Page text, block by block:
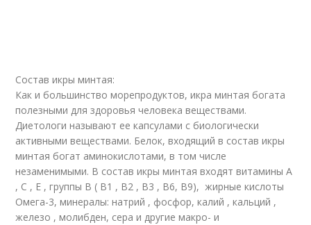
Состав икры минтая:
Как и большинство морепродуктов, икра минтая богата
полезными для здоровья человека веществами.
Диетологи называют ее капсулами с биологически
активными веществами. Белок, входящий в состав икры
минтая богат аминокислотами, в том числе
незаменимыми. В состав икры минтая входят витамины А
, С , Е , группы В ( В1 , В2 , В3 , В6, В9), жирные кислоты
Омега-3, минералы: натрий , фосфор, калий , кальций ,
железо , молибден, сера и другие макро- и